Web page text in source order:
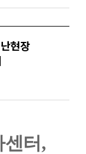
현장
터 ,